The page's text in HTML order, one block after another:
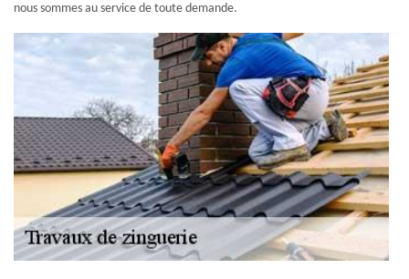
nous sommes au service de toute demande.